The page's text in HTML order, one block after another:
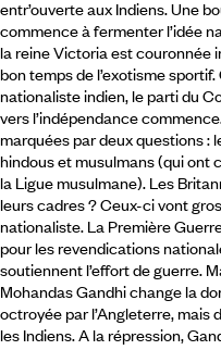
entr’ouverte aux Indiens. Une
commence à fermenter l’idée
la reine Victoria est couronnée
bon temps de l’exotisme
nationaliste indien, le parti du
vers l’indépendance
marquées par deux questions :
hindous et musulmans (qui ont
la Ligue musulmane). Les
leurs cadres ? Ceux-ci vont
nationaliste. La Première
pour les revendications
soutiennent l’effort de guerre.
Mohandas Gandhi change la
octroyée par l’Angleterre, mais
les Indiens. A la répression,